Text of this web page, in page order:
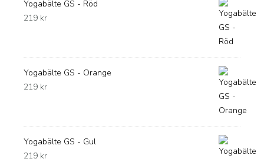
Yogabälte GS - Röd
219 kr
Yogabälte GS - Orange
219 kr
Yogabälte GS - Gul
219 kr